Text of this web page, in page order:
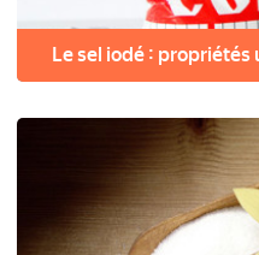
Le sel iodé :